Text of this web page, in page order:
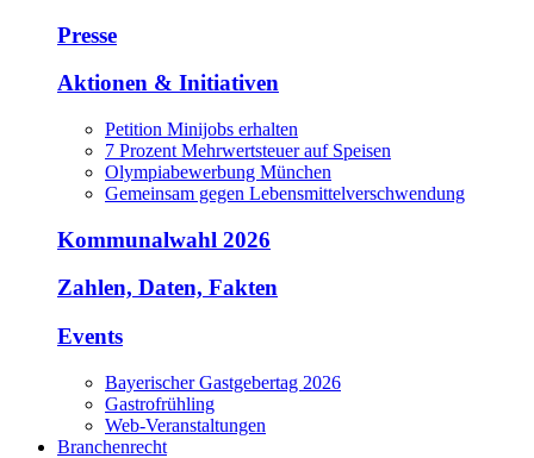
Presse
Aktionen & Initiativen
Petition Minijobs erhalten
7 Prozent Mehrwertsteuer auf Speisen
Olympiabewerbung München
Gemeinsam gegen Lebensmittelverschwendung
Kommunalwahl 2026
Zahlen, Daten, Fakten
Events
Bayerischer Gastgebertag 2026
Gastrofrühling
Web-Veranstaltungen
Branchenrecht